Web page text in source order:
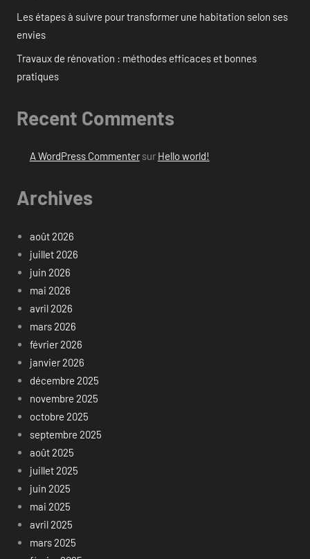
Les étapes à suivre pour transformer une habitation selon ses
envies
Travaux de rénovation : méthodes efficaces et bonnes
pratiques
Recent Comments
A WordPress Commentersur Hello world!
Archives
août 2026
juillet 2026
juin 2026
mai 2026
avril 2026
mars 2026
février 2026
janvier 2026
décembre 2025
novembre 2025
octobre 2025
septembre 2025
août 2025
juillet 2025
juin 2025
mai 2025
avril 2025
mars 2025